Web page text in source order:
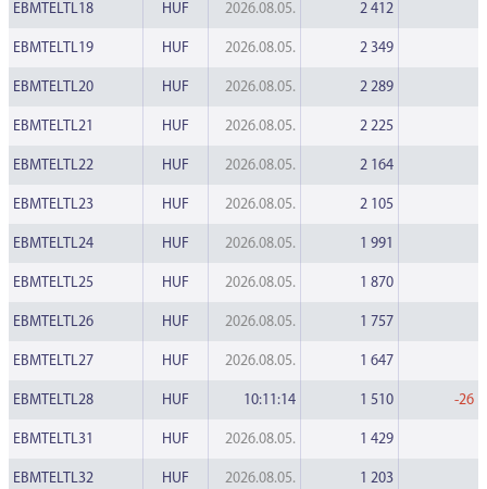
EBMTELTL18 HUF 2026.08.05. 2 412
EBMTELTL19 HUF 2026.08.05. 2 349
EBMTELTL20 HUF 2026.08.05. 2 289
EBMTELTL21 HUF 2026.08.05. 2 225
EBMTELTL22 HUF 2026.08.05. 2 164
EBMTELTL23 HUF 2026.08.05. 2 105
EBMTELTL24 HUF 2026.08.05. 1 991
EBMTELTL25 HUF 2026.08.05. 1 870
EBMTELTL26 HUF 2026.08.05. 1 757
EBMTELTL27 HUF 2026.08.05. 1 647
EBMTELTL28 HUF 10:11:14 1 510 -26
EBMTELTL31 HUF 2026.08.05. 1 429
EBMTELTL32 HUF 2026.08.05. 1 203